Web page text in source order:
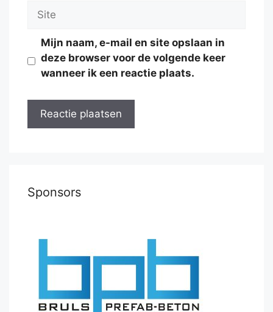
Site
Mijn naam, e-mail en site opslaan in
deze browser voor de volgende keer
wanneer ik een reactie plaats.
Sponsors